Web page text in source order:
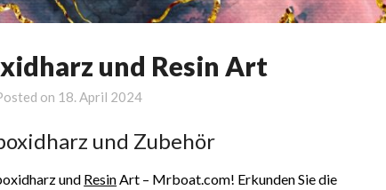
und Resin Art
on 18. April 2024
und Zubehör
und Resin Art – Mrboat.com! Erkunden Sie die